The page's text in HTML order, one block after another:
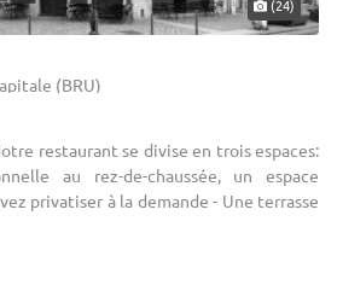
(24)
(BRU)
restaurant se divise en trois espaces:
au rez-de-chaussée, un espace
privatiser à la demande - Une terrasse